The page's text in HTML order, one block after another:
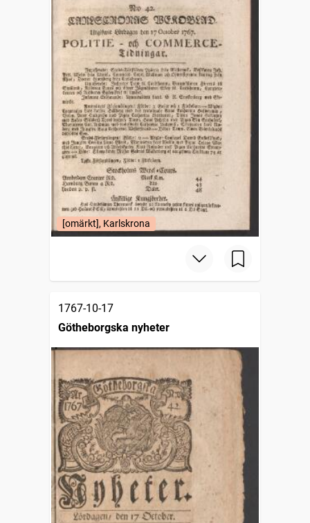
[omärkt], Karlskrona
1767-10-17
Götheborgska nyheter